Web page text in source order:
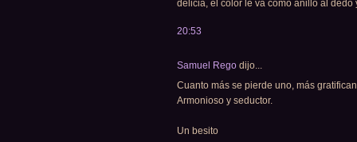
delicia, el color le va como anillo al
20:53
Samuel Rego dijo...
Cuanto más se pierde uno, más
Armonioso y seductor.
Un besito